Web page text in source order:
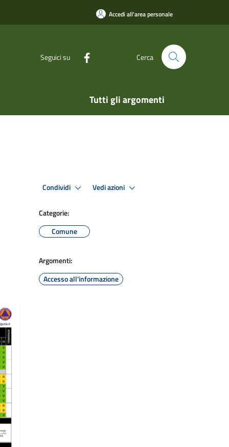
Accedi all'area personale
Seguici su Cerca
Tutti gli argomenti
Condividi Vedi azioni
Categorie:
Comune
Argomenti:
Accesso all'informazione